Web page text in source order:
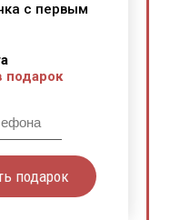
с первым
подарок
подарок